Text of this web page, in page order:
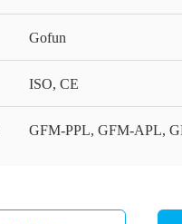
Gofun
ISO, CE
GFM-PPL, GFM-APL,